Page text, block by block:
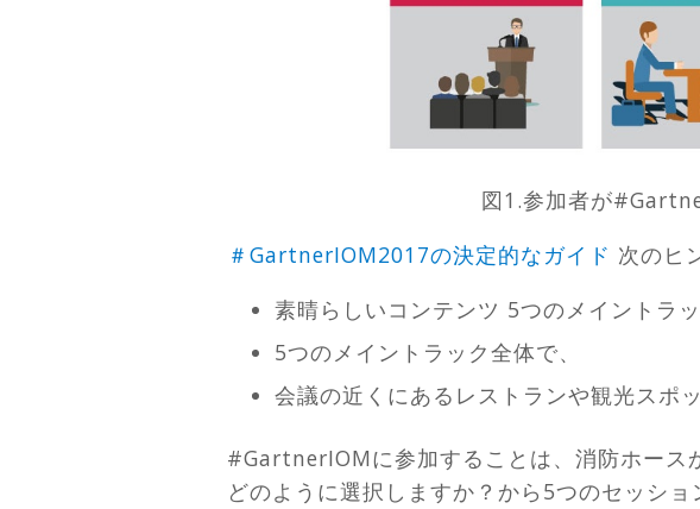
図1.参加者が
＃GartnerIOM2017の決定的なガイド 次のヒ
素晴らしいコンテンツ 5つのメイントラッ
5つのメイントラック全体で、
会議の近くにあるレストランや観光スポッ
#GartnerIOMに参加することは、消防ホース
どのように選択しますか？から5つのセッシ